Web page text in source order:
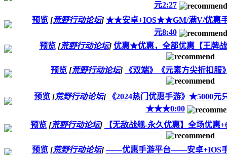
元2:27
预览 [荒野行动论坛] ★★安卓+IOS★★GM/满V/优惠
元8:40
预览 [荒野行动论坛] 优惠★优惠，全部优惠【王牌
预览 [荒野行动论坛] 《双端》《元素方尖折扣服
预览 [荒野行动论坛]
《2024热门优惠手游》★5000
★★★0:00
预览 [荒野行动论坛] 【无敌战舰-永久优惠】全场优惠
预览 [荒野行动论坛] ——优惠手游平台——安卓+IOS